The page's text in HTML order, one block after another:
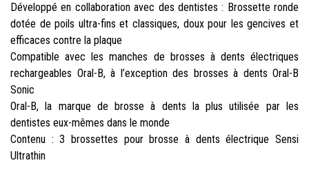
Développé en collaboration avec des dentistes : Brossette ronde
dotée de poils ultra-fins et classiques, doux pour les gencives et
efficaces contre la plaque
Compatible avec les manches de brosses à dents électriques
rechargeables Oral-B, à l’exception des brosses à dents Oral-B
Sonic
Oral-B, la marque de brosse à dents la plus utilisée par les
dentistes eux-mêmes dans le monde
Contenu : 3 brossettes pour brosse à dents électrique Sensi
Ultrathin